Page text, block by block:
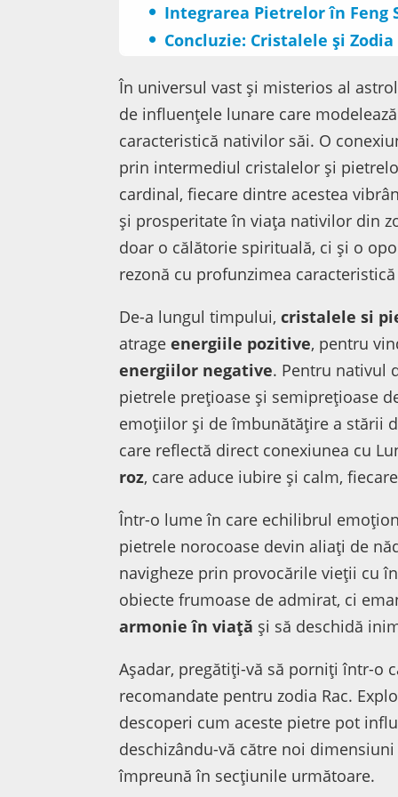
Integrarea Pietrelor în Feng
Concluzie: Cristalele și Zodia
În universul vast și misterios al
de influențele lunare care
caracteristică nativilor săi. O
prin intermediul cristalelor și
cardinal, fiecare dintre acestea
și prosperitate în viața nativilor din
doar o călătorie spirituală, ci și o
rezonă cu profunzimea
De-a lungul timpului,cristalele si
atrageenergiile pozitive, pentru
energiilor negative. Pentru nativul
pietrele prețioase și semiprețioase
emoțiilor și de îmbunătățire a stării
care reflectă direct conexiunea cu
roz, care aduce iubire și calm,
Într-o lume în care echilibrul
pietrele norocoase devin aliați de
navigheze prin provocările vieții cu
obiecte frumoase de admirat, ci
armonie în viață și să deschidă
Așadar, pregătiți-vă să porniți într-o
recomandate pentru zodia Rac.
descoperi cum aceste pietre pot
deschizându-vă către noi
împreună în secțiunile următoare.